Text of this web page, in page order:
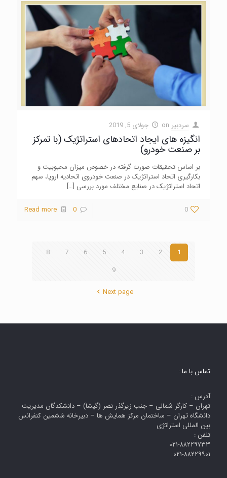
سردبیر on جولای 5, 2019
انگیزه های ایجاد اتحادهای استراتژیک (با تمرکز
بر صنعت خودرو)
بر اساس تحقیقات صورت گرفته در خصوص میزان محبوبیت و
بکارگیری اتحاد استراتژیک در صنعت خودروی اتحادیه اروپا، سهم
اتحاد استراتژیک در صنایع مختلف مورد بررسی […]
0
0
Read more
1
2
3
4
5
6
7
8
9
Next page
تماس با ما :
آدرس :
تهران – کارگر شمالی – جنب زیرگذر نصر (گیشا) – دانشکدگان مدیریت
دانشگاه تهران – ساختمان مرکز همایش ها – دبیرخانه ششمین کنفرانس
بین المللی استراتژی
تلفن :
۰۲۱-۸۸۲۲۹۷۳۳
۰۲۱-۸۸۲۲۹۹۰۱